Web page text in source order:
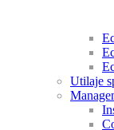
Utilaje